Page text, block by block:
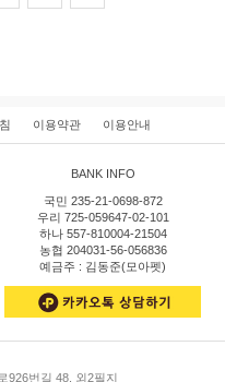
이용약관 이용안내
BANK INFO
국민 235-21-0698-872
우리 725-059647-02-101
하나 557-810004-21504
농협 204031-56-056836
예금주 : 김동준(모아펫)
926번길 48, 외2필지